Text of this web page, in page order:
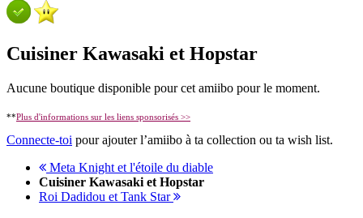
Cuisiner Kawasaki et Hopstar
Aucune boutique disponible pour cet amiibo pour le moment.
**Plus d'informations sur les liens sponsorisés >>
Connecte-toi pour ajouter l’amiibo à ta collection ou ta wish list.
Meta Knight et l'étoile du diable
Cuisiner Kawasaki et Hopstar
Roi Dadidou et Tank Star